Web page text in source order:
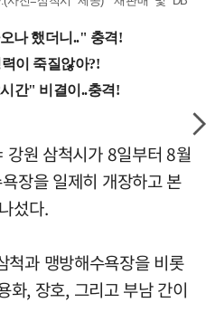
원 삼척시가 8일부터 8월
장을 일제히 개장하고 본
섰다.
척과 맹방해수욕장을 비롯
화, 장호, 그리고 부남 간이